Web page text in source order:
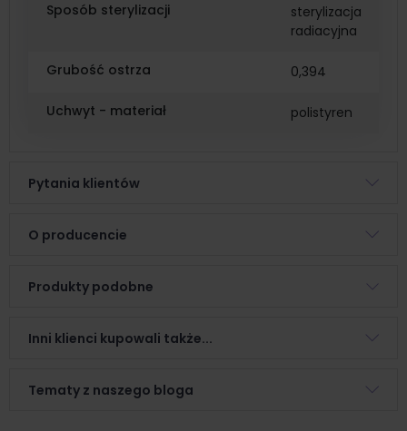
Sposób sterylizacji
sterylizacja
radiacyjna
Grubość ostrza 0,394
Uchwyt - materiał polistyren
Pytania klientów
O producencie
Produkty podobne
Inni klienci kupowali także...
Tematy z naszego bloga